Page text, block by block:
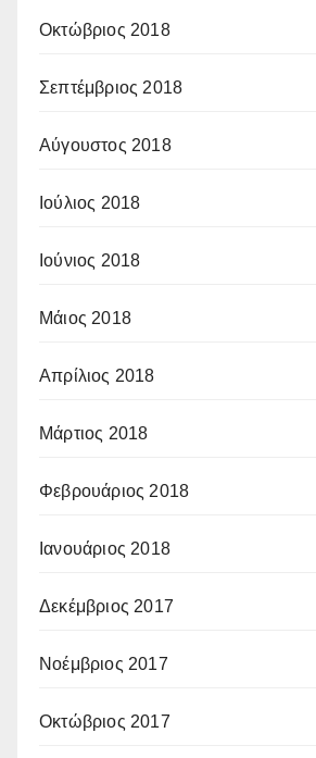
Οκτώβριος 2018
Σεπτέμβριος 2018
Αύγουστος 2018
Ιούλιος 2018
Ιούνιος 2018
Μάιος 2018
Απρίλιος 2018
Μάρτιος 2018
Φεβρουάριος 2018
Ιανουάριος 2018
Δεκέμβριος 2017
Νοέμβριος 2017
Οκτώβριος 2017